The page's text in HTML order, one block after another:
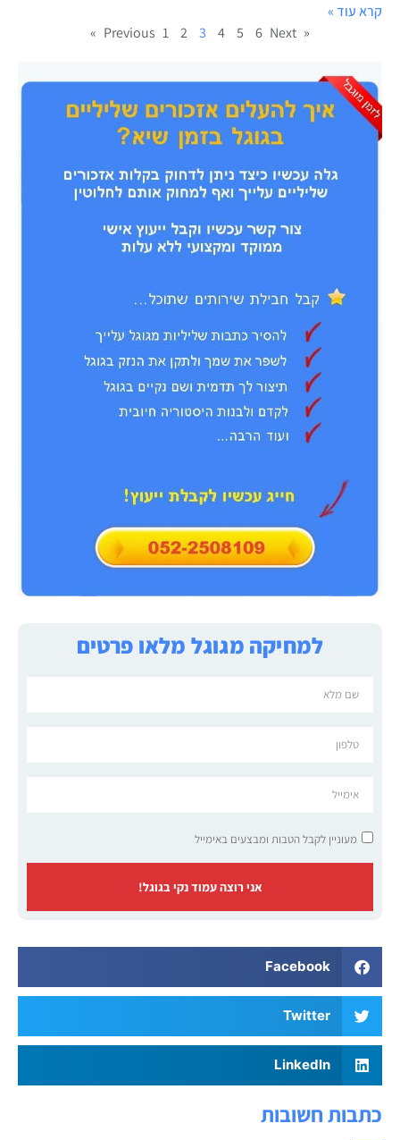
קרא עוד »
« Previous
1 2 3 4 5 6 Next »
למחיקה מגוגל מלאו פרטים
מעוניין לקבל הטבות ומבצעים באימייל
אני רוצה עמוד נקי בגוגל!
Facebook
Twitter
LinkedIn
כתבות חשובות